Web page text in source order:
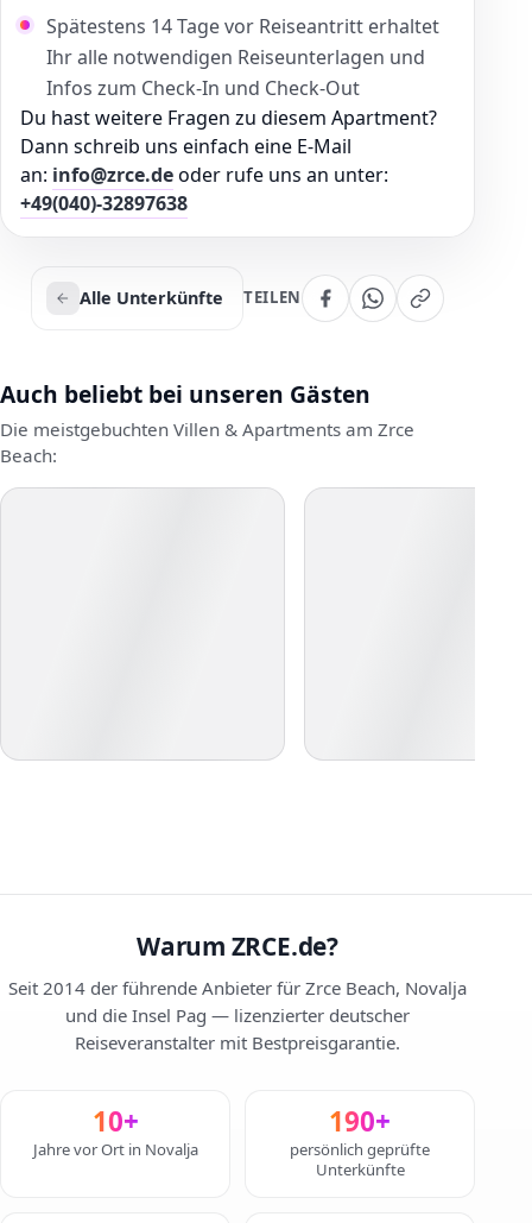
Spätestens 14 Tage vor Reiseantritt erhaltet
Ihr alle notwendigen Reiseunterlagen und
Infos zum Check-In und Check-Out
Du hast weitere Fragen zu diesem Apartment?
Dann schreib uns einfach eine E-Mail
an: info@zrce.deoder rufe uns an unter:
+49(040)-32897638
Alle Unterkünfte TEILEN
Auch beliebt bei unseren Gästen
Die meistgebuchten Villen & Apartments am Zrce
Beach:
Warum ZRCE.de?
Seit 2014 der führende Anbieter für Zrce Beach, Novalja
und die Insel Pag — lizenzierter deutscher
Reiseveranstalter mit Bestpreisgarantie.
10+
Jahre vor Ort in Novalja
190+
persönlich geprüfte
Unterkünfte